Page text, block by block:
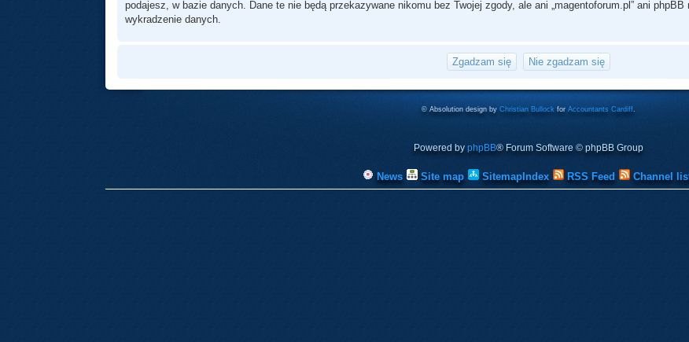
podajesz, w bazie danych. Dane te nie będą przekazywane nikomu bez Twojej zgody, ale ani „magentoforum.pl” ani
wykradzenie danych.
© Absolution design by Christian Bullock for Accountants Cardiff
Powered by phpBB® Forum Software © phpBB Group
News Site map SitemapIndex RSS Feed Channel